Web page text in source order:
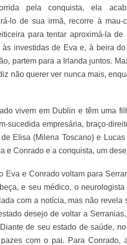
pela conquista, ela
lo de sua irmã, recorre à mau-
para tentar aproximá-la de
investidas de Eva e, à beira
partem para a Irlanda juntos.
não querer ver nunca mais,
vivem em Dublin e têm uma
sucedida empresária, braço-
Elisa (Milena Toscano) e
e Conrado e a conquista, um
Eva e Conrado voltam para
e seu médico, o
com a notícia, mas não revela
desejo de voltar a
de seu estado de saúde,
com o pai. Para Conrado,